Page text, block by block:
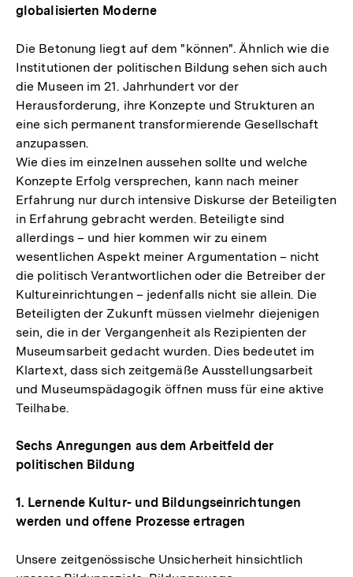
globalisierten Moderne
Die Betonung liegt auf dem "können". Ähnlich wie die
Institutionen der politischen Bildung sehen sich auch
die Museen im 21. Jahrhundert vor der
Herausforderung, ihre Konzepte und Strukturen an
eine sich permanent transformierende Gesellschaft
anzupassen.
Wie dies im einzelnen aussehen sollte und welche
Konzepte Erfolg versprechen, kann nach meiner
Erfahrung nur durch intensive Diskurse der Beteiligten
in Erfahrung gebracht werden. Beteiligte sind
allerdings – und hier kommen wir zu einem
wesentlichen Aspekt meiner Argumentation – nicht
die politisch Verantwortlichen oder die Betreiber der
Kultureinrichtungen – jedenfalls nicht sie allein. Die
Beteiligten der Zukunft müssen vielmehr diejenigen
sein, die in der Vergangenheit als Rezipienten der
Museumsarbeit gedacht wurden. Dies bedeutet im
Klartext, dass sich zeitgemäße Ausstellungsarbeit
und Museumspädagogik öffnen muss für eine aktive
Teilhabe.
Sechs Anregungen aus dem Arbeitfeld der
politischen Bildung
1. Lernende Kultur- und Bildungseinrichtungen
werden und offene Prozesse ertragen
Unsere zeitgenössische Unsicherheit hinsichtlich